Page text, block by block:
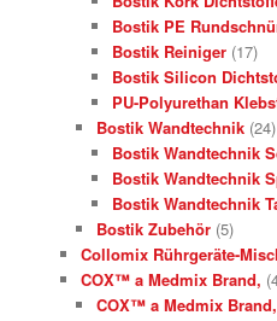
Bostik PE
Bostik Reiniger (17)
Bostik Silicon
PU-Polyurethan
Bostik Wandtechnik (24)
Bostik Wandtechnik
Bostik Wandtechnik
Bostik Wandtechnik
Bostik Zubehör (5)
Collomix Rührgeräte-
COX™ a Medmix Brand,
COX™ a Medmix